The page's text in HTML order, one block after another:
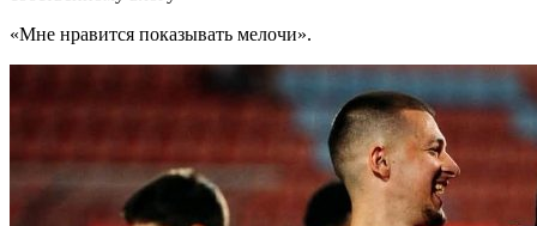
«Мне нравится показывать мелочи».